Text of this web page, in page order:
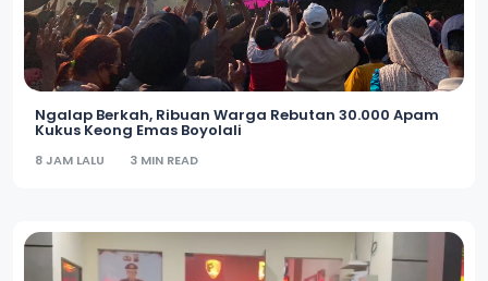
Ngalap Berkah, Ribuan Warga Rebutan 30.000 Apam
Kukus Keong Emas Boyolali
8 JAM LALU 3 MIN READ